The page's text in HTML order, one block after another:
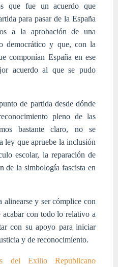
que fue un acuerdo que
para pasar de la España
a la aprobación de una
democrático y que, con la
componían España en ese
acuerdo al que se pudo
de partida desde dónde
pleno de las
bastante claro, no se
ley que apruebe la inclusión
escolar, la reparación de
de la simbología fascista en
y ser cómplice con
con todo lo relativo a
con su apoyo para iniciar
y de reconocimiento.
del Exilio Republicano